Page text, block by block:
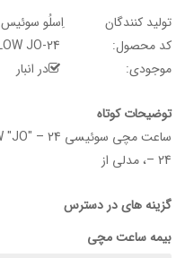
تولید کنندگان
اِسلُو سوئیس SLOW Swiss
کد محصول:
موجودی:
در انبار
توضیحات کوتاه
– 24، مدلی از
گزینه های در دسترس
بیمه ساعت مچی